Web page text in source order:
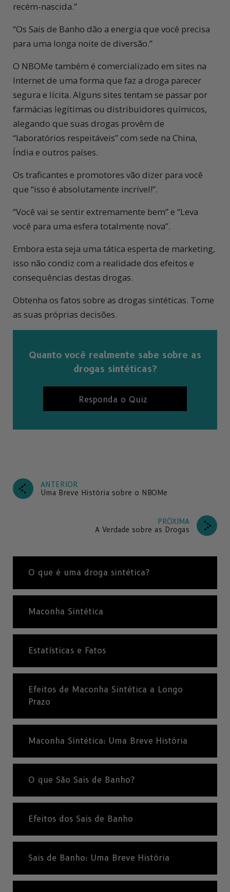
recém-nascida.”
“Os Sais de Banho dão a energia que você precisa
para uma longa noite de diversão.”
O NBOMe também é comercializado em sites na
Internet de uma forma que faz a droga parecer
segura e lícita. Alguns sites tentam se passar por
farmácias legítimas ou distribuidores químicos,
alegando que suas drogas provêm de
“laboratórios respeitáveis” com sede na China,
Índia e outros países.
Os traficantes e promotores vão dizer para você
que “isso é absolutamente incrível!”.
“Você vai se sentir extremamente bem” e “Leva
você para uma esfera totalmente nova”.
Embora esta seja uma tática esperta de marketing,
isso não condiz com a realidade dos efeitos e
consequências destas drogas.
Obtenha os fatos sobre as drogas sintéticas. Tome
as suas próprias decisões.
Quanto você realmente sabe sobre as
drogas sintéticas?
Responda o Quiz
ANTERIOR
Uma Breve História sobre o NBOMe
PRÓXIMA
A Verdade sobre as Drogas
O que é uma droga sintética?
Maconha Sintética
Estatísticas e Fatos
Efeitos de Maconha Sintética a Longo
Prazo
Maconha Sintética: Uma Breve História
O que São Sais de Banho?
Efeitos dos Sais de Banho
Sais de Banho: Uma Breve História